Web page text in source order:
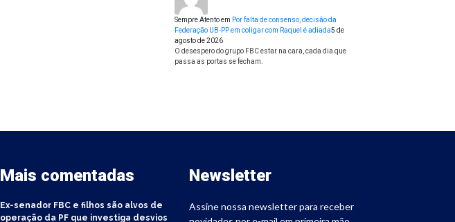
Sempre Atentoem Por falta de consenso, decisão da
Federação UB-PP em coligar com Raquel é adiada5 de
agosto de 2026
O desespero do grupo FBC estar na cara, cada dia que
passa as portas se fecham.
Mais comentadas
Ex-senador FBC e filhos são alvos de
operação da PF que investiga desvios
Newsletter
Assine nossa newsletter para receber